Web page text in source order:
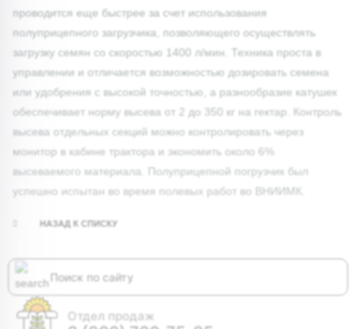
проводится еще быстрее за счет использования
полуприцепного загрузчика, позволяющего осуществлять
загрузку семян со скоростью 1400 л/мин. Техника проста в
управлении и отличается возможностью дозировать семена
или удобрения с высокой точностью, а разнообразие катушек
обеспечивает норму высева от 2 до 350 кг на гектар. Контроль
высева отдельных секций можно контролировать через
монитор в кабине трактора и экономить около 6%
высеваемого материала. Полуприцепной погрузчик был
успешно испытан во время полевых работ во ВНИИМК.
НАЗАД К СПИСКУ
Отдел продаж